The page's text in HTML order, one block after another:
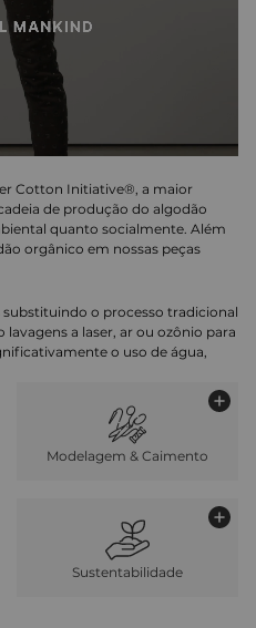
Cotton Initiative®, a maior
de produção do algodão
quanto socialmente. Além
orgânico em nossas peças
substituindo o processo tradicional
a laser, ar ou ozônio para
o uso de água,
Modelagem & Caimento
Sustentabilidade